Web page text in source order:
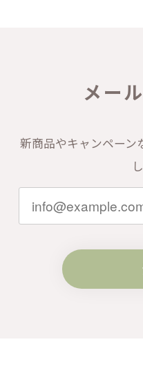
メー
新商品やキャンペーン